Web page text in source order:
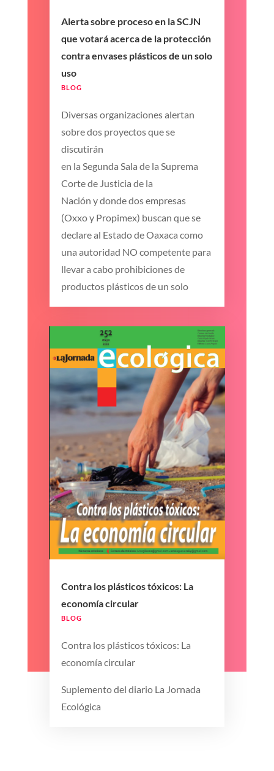
Alerta sobre proceso en la SCJN
que votará acerca de la protección
contra envases plásticos de un solo
uso
BLOG
Diversas organizaciones alertan
sobre dos proyectos que se
discutirán
en la Segunda Sala de la Suprema
Corte de Justicia de la
Nación y donde dos empresas
(Oxxo y Propimex) buscan que se
declare al Estado de Oaxaca como
una autoridad NO competente para
llevar a cabo prohibiciones de
productos plásticos de un solo
Contra los plásticos tóxicos: La
economía circular
BLOG
Contra los plásticos tóxicos: La
economía circular
Suplemento del diario La Jornada
Ecológica